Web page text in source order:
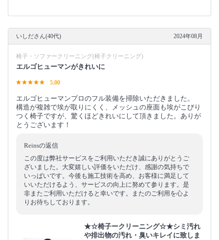
いしださん(40代) 2024年08月
椅子・ソファークリーニング(椅子クリーニング)
エルゴヒューマンがきれいに
5.00
エルゴヒューマンプロのフル装備を掃除いただきました。
構造が複雑で埃が取りにくく、メッシュの座面も埃がこびり
つく椅子ですが、驚くほどきれいにして頂きました。ありが
とうございます！
Reinsの返信
この度は弊社サービスをご利用いただき誠にありがとうご
ざいました。大変嬉しい評価をいただけ、感謝の気持ちで
いっぱいです。今後も施工技術を高め、お客様に満足して
いいただけるよう、サービスの向上に努めて参ります。是
非またご利用いただけると幸いです。またのご利用を心よ
りお待ちしております。
★☆椅子ークリーニング☆★シミ汚れ
や排出物の汚れ・臭いキレイに致しま